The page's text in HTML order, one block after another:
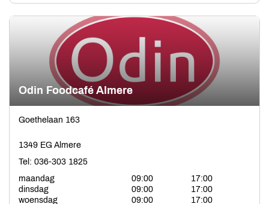
Odin Foodcafé Almere
Goethelaan 163
1349 EG Almere
Tel: 036-303 1825
maandag
09:00
17:00
dinsdag
09:00
17:00
woensdag
09:00
17:00